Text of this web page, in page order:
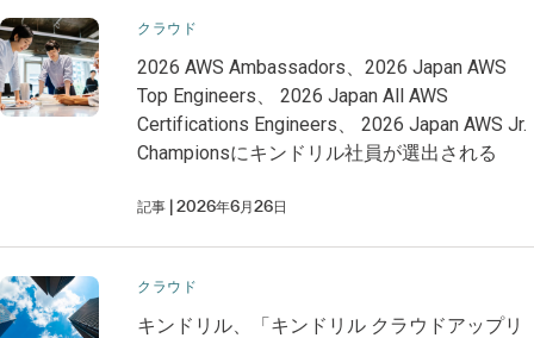
クラウド
2026 AWS Ambassadors、2026 Japan AWS
Top Engineers、 2026 Japan All AWS
Certifications Engineers、 2026 Japan AWS Jr.
Championsにキンドリル社員が選出される
記事 2026年6月26日
クラウド
キンドリル、「キンドリル クラウドアップリ